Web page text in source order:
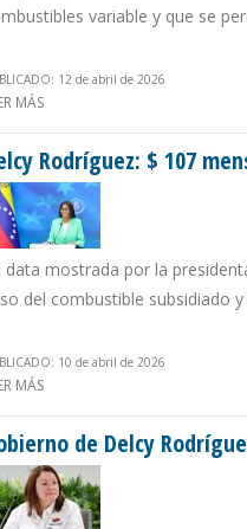
variable y que se
12 de abril de 2026
MÁS
Rodríguez: $ 107
data mostrada por la
del combustible subsidiado
10 de abril de 2026
MÁS
de Delcy